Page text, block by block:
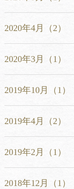
2020年4月（2）
2020年3月（1）
2019年10月（1）
2019年4月（2）
2019年2月（1）
2018年12月（1）